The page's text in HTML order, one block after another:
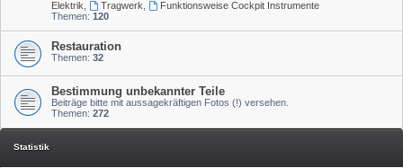
Elektrik
Tragwerk
Funktionsweise Cockpit Instrumente
Themen: 120
Restauration
Themen: 32
Bestimmung unbekannter Teile
Beiträge bitte mit aussagekräftigen Fotos (!) versehen.
Themen: 272
Statistik